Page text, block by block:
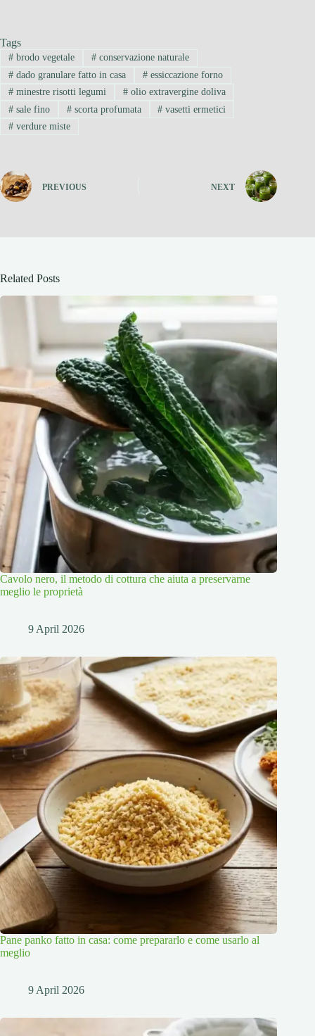
Tags
#brodo vegetale #conservazione naturale
#dado granulare fatto in casa #essiccazione forno
#minestre risotti legumi #olio extravergine doliva
#sale fino #scorta profumata # vasetti ermetici
#verdure miste
PREVIOUS NEXT
Related Posts
Cavolo nero, il metodo di cottura che aiuta a preservarne
meglio le proprietà
9 April 2026
Pane panko fatto in casa: come prepararlo e come usarlo al
meglio
9 April 2026